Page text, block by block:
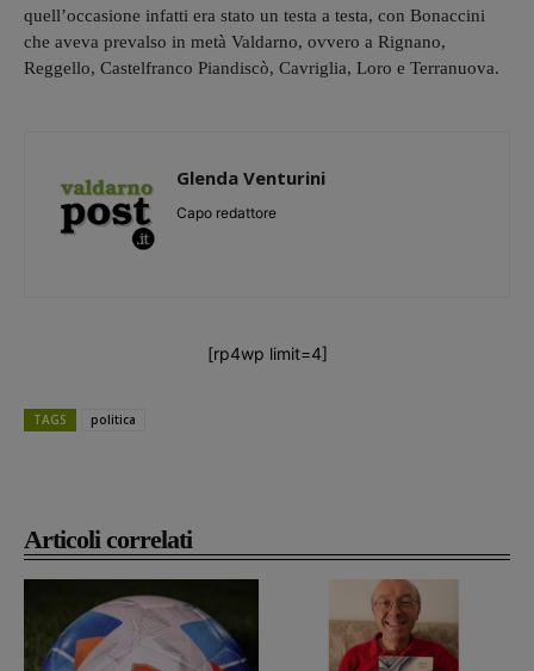
Articoli correlati
quell’occasione infatti era stato un testa a testa, con Bonaccini
che aveva prevalso in metà Valdarno, ovvero a Rignano,
Reggello, Castelfranco Piandiscò, Cavriglia, Loro e Terranuova.
Glenda Venturini
Capo redattore
[rp4wp limit=4]
TAGS politica